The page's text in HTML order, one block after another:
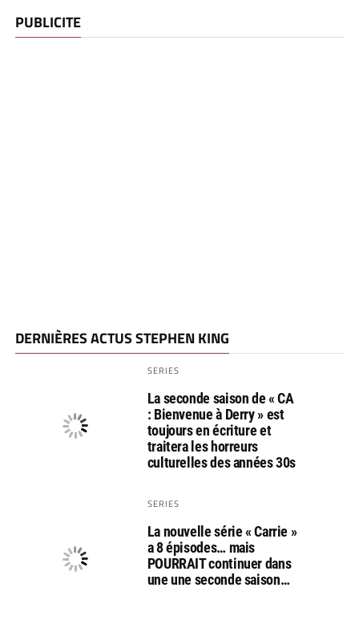
PUBLICITE
DERNIÈRES ACTUS STEPHEN KING
SERIES
La seconde saison de « CA
: Bienvenue à Derry » est
toujours en écriture et
traitera les horreurs
culturelles des années 30s
SERIES
La nouvelle série « Carrie »
a 8 épisodes… mais
POURRAIT continuer dans
une une seconde saison…